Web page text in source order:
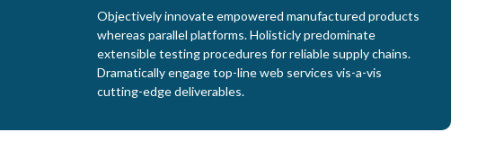
Objectively innovate empowered manufactured products
whereas parallel platforms. Holisticly predominate
extensible testing procedures for reliable supply chains.
Dramatically engage top-line web services vis-a-vis
cutting-edge deliverables.